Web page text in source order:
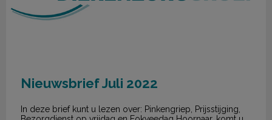
Nieuwsbrief Juli 2022
In deze brief kunt u lezen over: Pinkengriep, Prijsstijging,